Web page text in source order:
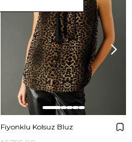
Fiyonklu Kolsuz Bluz